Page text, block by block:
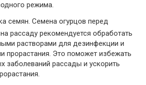
режима.
семян. Семена огурцов перед
рассаду рекомендуется обработать
растворами для дезинфекции и
прорастания. Это поможет избежать
заболеваний рассады и ускорить